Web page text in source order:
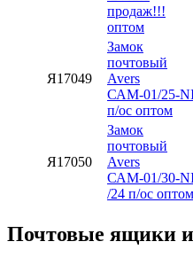
продаж!!!
оптом
Я17049
Замок
почтовый
Avers
САМ-01/25-
п/ос оптом
Я17050
Замок
почтовый
Avers
САМ-01/30-
/24 п/ос оптом
Почтовые ящики